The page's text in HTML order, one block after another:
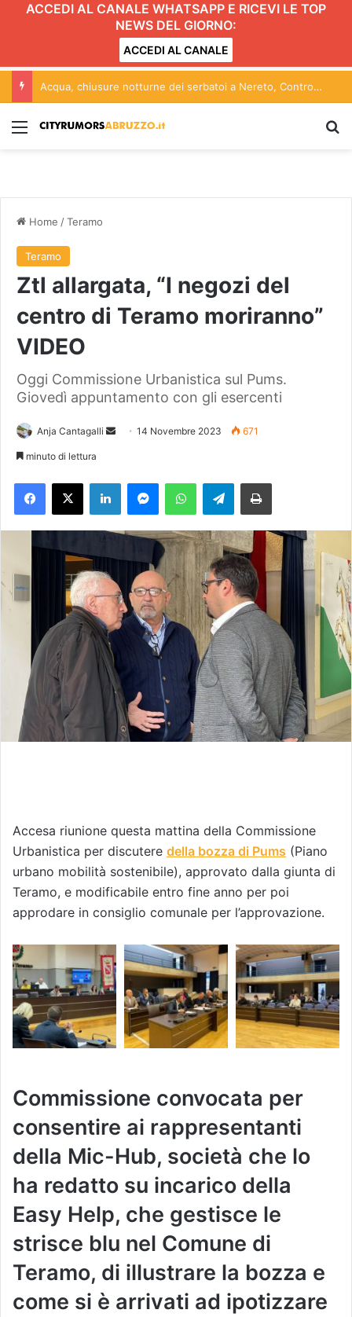
ACCEDI AL CANALE WHATSAPP E RICEVI LE TOP
NEWS DEL GIORNO:
ACCEDI AL CANALE
Acqua, chiusure notturne dei serbatoi a Nereto, Controguerra e Civitella del Tronto dal 9 al 16 agosto
Menu
Home /Teramo
Teramo
Ztl allargata, “I negozi del
centro di Teramo moriranno”
VIDEO
Oggi Commissione Urbanistica sul Pums.
Giovedì appuntamento con gli esercenti
Anja Cantagalli
e
m
a
14 Novembre 2023 671
minuto di lettura
Telegram
Accesa riunione questa mattina della Commissione
Urbanistica per discutere della bozza di Pums (Piano
urbano mobilità sostenibile), approvato dalla giunta di
Teramo, e modificabile entro fine anno per poi
approdare in consiglio comunale per l’approvazione.
Commissione convocata per
consentire ai rappresentanti
della Mic-Hub, società che lo
ha redatto su incarico della
Easy Help, che gestisce le
strisce blu nel Comune di
Teramo, di illustrare la bozza e
come si è arrivati ad ipotizzare